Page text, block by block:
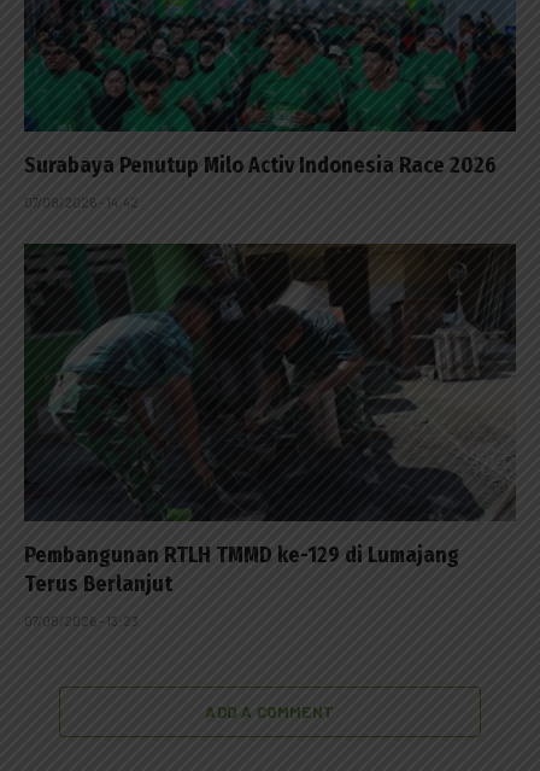
Surabaya Penutup Milo Activ Indonesia Race 2026
07/08/2026 - 14:42
Pembangunan RTLH TMMD ke-129 di Lumajang
Terus Berlanjut
07/08/2026 - 13:23
ADD A COMMENT